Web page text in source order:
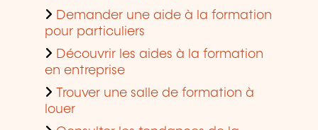
Demander une aide à la formation
pour particuliers
Découvrir les aides à la formation
en entreprise
Trouver une salle de formation à
louer